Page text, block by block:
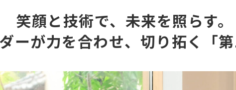
笑顔と技術で、未来を照らす。
ーが力を合わせ、 切り拓く「第